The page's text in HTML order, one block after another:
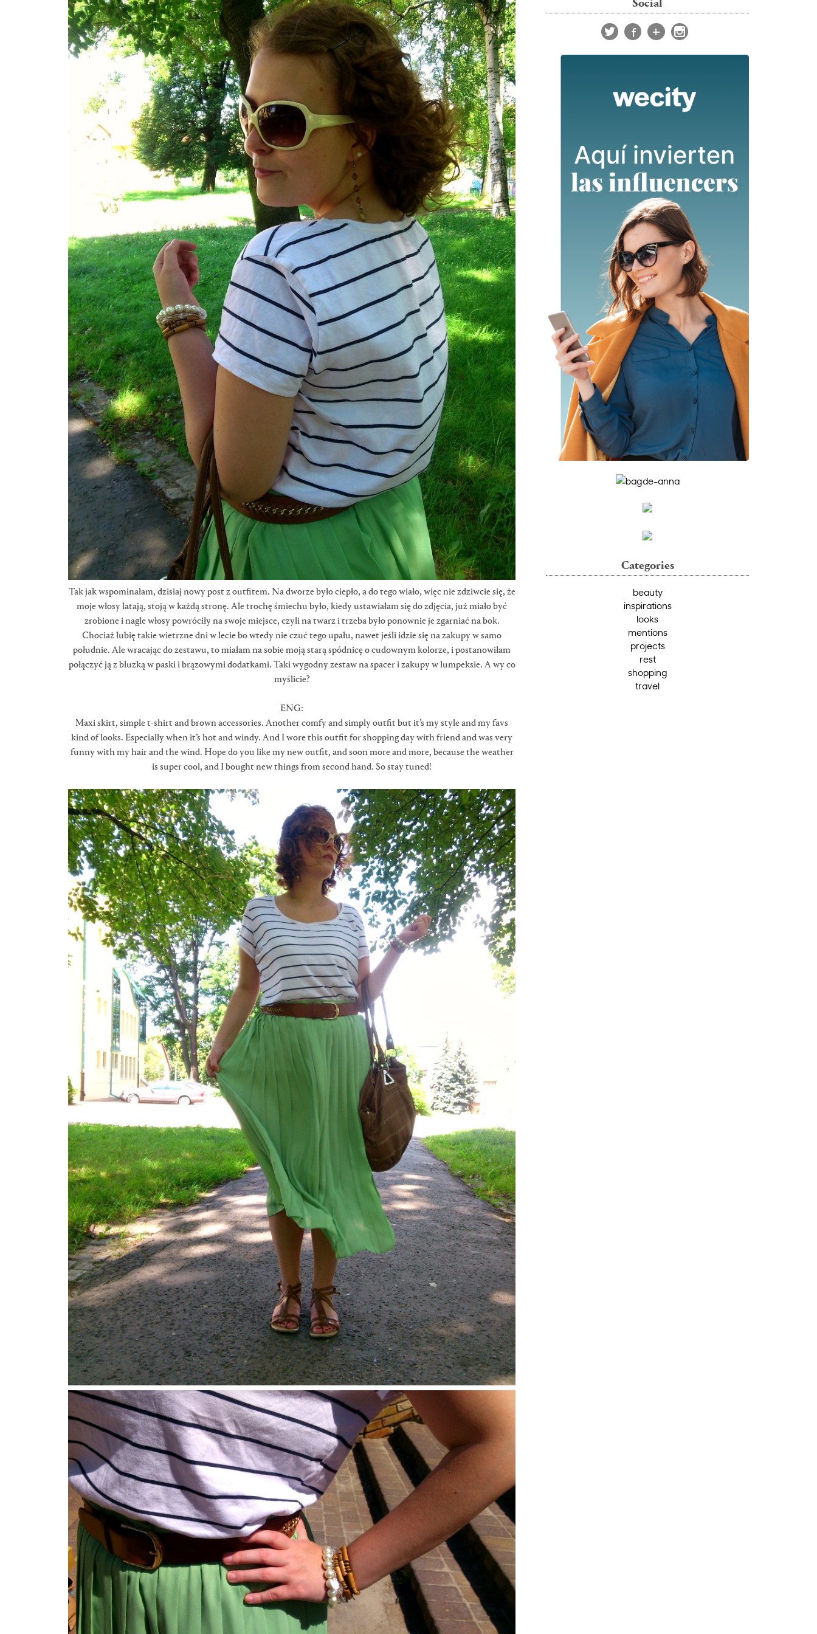
Tak jak wspominałam, dzisiaj nowy post z outfitem. Na dworze było ciepło, a do tego wiało, więc nie zdziwcie się, że
moje włosy latają, stoją w każdą stronę. Ale trochę śmiechu było, kiedy ustawiałam się do zdjęcia, już miało być
zrobione i nagle włosy powróciły na swoje miejsce, czyli na twarz i trzeba było ponownie je zgarniać na bok.
Chociaż lubię takie wietrzne dni w lecie bo wtedy nie czuć tego upału, nawet jeśli idzie się na zakupy w samo
południe. Ale wracając do zestawu, to miałam na sobie moją starą spódnicę o cudownym kolorze, i postanowiłam
połączyć ją z bluzką w paski i brązowymi dodatkami. Taki wygodny zestaw na spacer i zakupy w lumpeksie. A wy co
myślicie?
ENG:
Maxi skirt, simple t-shirt and brown accessories. Another comfy and simply outfit but it’s my style and my favs
kind of looks. Especially when it’s hot and windy. And I wore this outfit for shopping day with friend and was very
funny with my hair and the wind. Hope do you like my new outfit, and soon more and more, because the weather
is super cool, and I bought new things from second hand. So stay tuned!
Social
Categories
beauty
inspirations
looks
mentions
projects
rest
shopping
travel